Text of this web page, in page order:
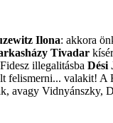
Ilona: akkora
Tivadar
illegalitásba Dési
felismerni... valakit! A
avagy Vidnyánszky,